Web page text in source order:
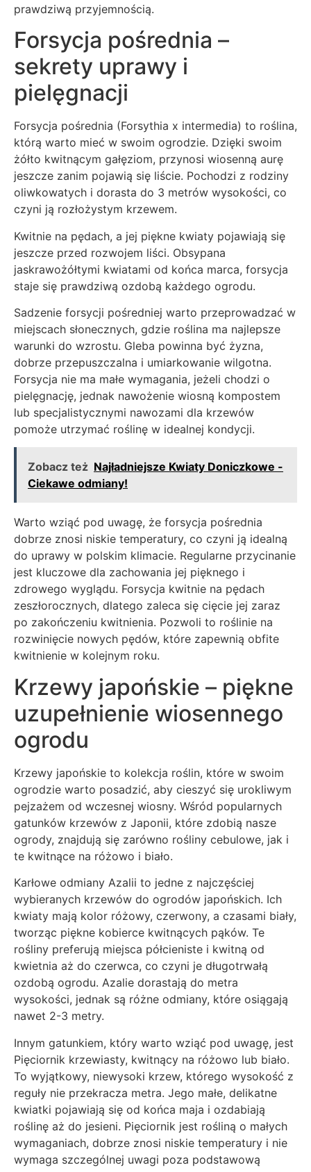
prawdziwą przyjemnością.
Forsycja pośrednia –
sekrety uprawy i
pielęgnacji
Forsycja pośrednia (Forsythia x intermedia) to roślina,
którą warto mieć w swoim ogrodzie. Dzięki swoim
żółto kwitnącym gałęziom, przynosi wiosenną aurę
jeszcze zanim pojawią się liście. Pochodzi z rodziny
oliwkowatych i dorasta do 3 metrów wysokości, co
czyni ją rozłożystym krzewem.
Kwitnie na pędach, a jej piękne kwiaty pojawiają się
jeszcze przed rozwojem liści. Obsypana
jaskrawożółtymi kwiatami od końca marca, forsycja
staje się prawdziwą ozdobą każdego ogrodu.
Sadzenie forsycji pośredniej warto przeprowadzać w
miejscach słonecznych, gdzie roślina ma najlepsze
warunki do wzrostu. Gleba powinna być żyzna,
dobrze przepuszczalna i umiarkowanie wilgotna.
Forsycja nie ma małe wymagania, jeżeli chodzi o
pielęgnację, jednak nawożenie wiosną kompostem
lub specjalistycznymi nawozami dla krzewów
pomoże utrzymać roślinę w idealnej kondycji.
Zobacz też Najładniejsze Kwiaty Doniczkowe -
Ciekawe odmiany!
Warto wziąć pod uwagę, że forsycja pośrednia
dobrze znosi niskie temperatury, co czyni ją idealną
do uprawy w polskim klimacie. Regularne przycinanie
jest kluczowe dla zachowania jej pięknego i
zdrowego wyglądu. Forsycja kwitnie na pędach
zeszłorocznych, dlatego zaleca się cięcie jej zaraz
po zakończeniu kwitnienia. Pozwoli to roślinie na
rozwinięcie nowych pędów, które zapewnią obfite
kwitnienie w kolejnym roku.
Krzewy japońskie – piękne
uzupełnienie wiosennego
ogrodu
Krzewy japońskie to kolekcja roślin, które w swoim
ogrodzie warto posadzić, aby cieszyć się urokliwym
pejzażem od wczesnej wiosny. Wśród popularnych
gatunków krzewów z Japonii, które zdobią nasze
ogrody, znajdują się zarówno rośliny cebulowe, jak i
te kwitnące na różowo i biało.
Karłowe odmiany Azalii to jedne z najczęściej
wybieranych krzewów do ogrodów japońskich. Ich
kwiaty mają kolor różowy, czerwony, a czasami biały,
tworząc piękne kobierce kwitnących pąków. Te
rośliny preferują miejsca półcieniste i kwitną od
kwietnia aż do czerwca, co czyni je długotrwałą
ozdobą ogrodu. Azalie dorastają do metra
wysokości, jednak są różne odmiany, które osiągają
nawet 2-3 metry.
Innym gatunkiem, który warto wziąć pod uwagę, jest
Pięciornik krzewiasty, kwitnący na różowo lub biało.
To wyjątkowy, niewysoki krzew, którego wysokość z
reguły nie przekracza metra. Jego małe, delikatne
kwiatki pojawiają się od końca maja i ozdabiają
roślinę aż do jesieni. Pięciornik jest rośliną o małych
wymaganiach, dobrze znosi niskie temperatury i nie
wymaga szczególnej uwagi poza podstawową